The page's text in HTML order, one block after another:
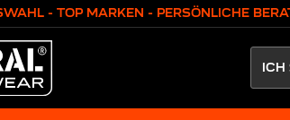
- TOP MARKEN - PERSÖNLICHE